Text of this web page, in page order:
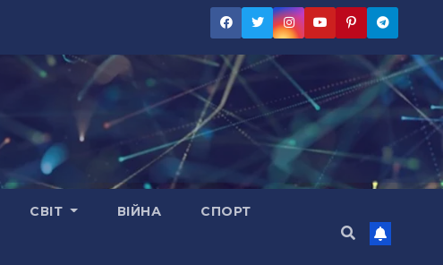
СВІТ ВІЙНА СПОРТ